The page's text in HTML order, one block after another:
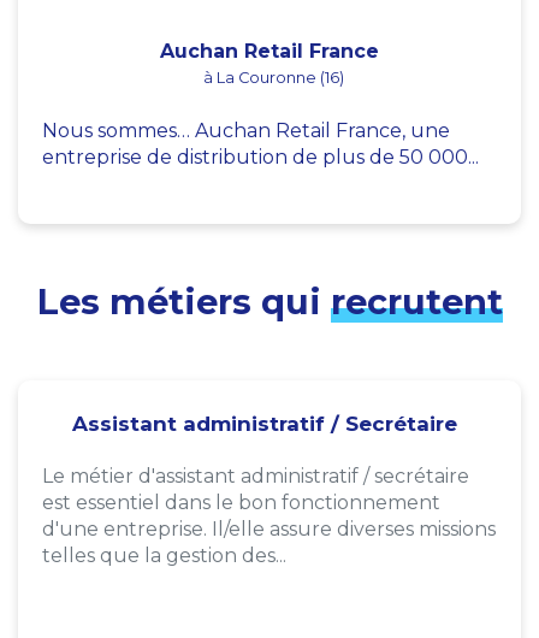
Auchan Retail France
à La Couronne (16)
Nous sommes… Auchan Retail France, une
entreprise de distribution de plus de 50 000...
Les métiers qui recrutent
Assistant administratif / Secrétaire
Le métier d'assistant administratif / secrétaire
est essentiel dans le bon fonctionnement
d'une entreprise. Il/elle assure diverses missions
telles que la gestion des...